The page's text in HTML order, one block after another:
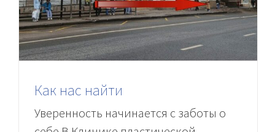
Как нас найти
Уверенность начинается с заботы о